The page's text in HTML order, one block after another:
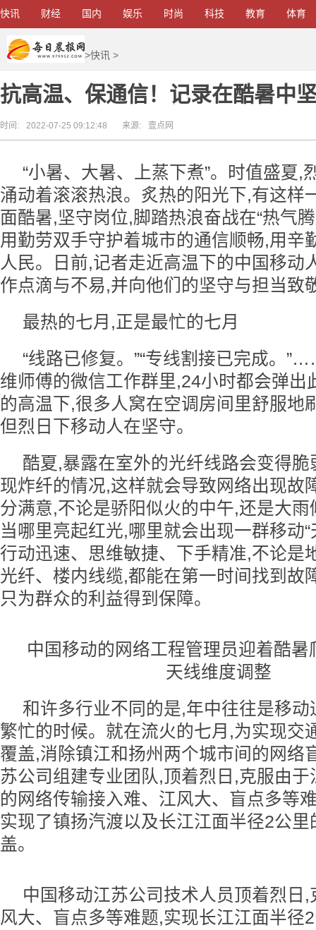
快讯 财经 国内 娱乐 时尚 科技 教育 体育
>快讯 >
抗高温、保通信！记录在酷暑中
时间: 2022-07-25 09:12:48 来源: 壹点网
“小暑、大暑、上蒸下煮”。时值盛夏,
涌动着滚滚热浪。炙热的阳光下,有这样
面酷暑,坚守岗位,脚踏热浪奋战在“热气
用勤劳双手守护着城市的通信顺畅,用辛
人民。日前,记者走近高温下的中国移动
作点滴与不易,并向他们的坚守与担当致
最热的七月,正是最忙的七月
“线路已修复。”“专线割接已完成。
维师傅的微信工作群里,24小时都会弹出
的高温下,很多人窝在空调房间里舒服地
但烈日下移动人在坚守。
酷夏,暴露在室外的光纤线路会变得脆
现炸纤的情况,这样就会导致网络出现故
分满意,不论是骄阳似火的中午,还是大雨
当哪里亮起红光,哪里就会出现一群移动“
行动迅速、思维敏捷、下手精准,不论是
光纤、楼内线缆,都能在第一时间找到故
只为群众的利益得到保障。
中国移动的网络工程管理员迎着酷暑
天线维度调整
和许多行业不同的是,年中往往是移动
繁忙的时候。就在流火的七月,为实现交
覆盖,消除镇江和扬州两个城市间的网络
苏公司组建专业团队,顶着烈日,克服由
的网络传输接入难、江风大、盲点多等
实现了镇扬汽渡以及长江江面半径2公里
盖。
中国移动江苏公司技术人员顶着烈日
风大、盲点多等难题,实现长江江面半径